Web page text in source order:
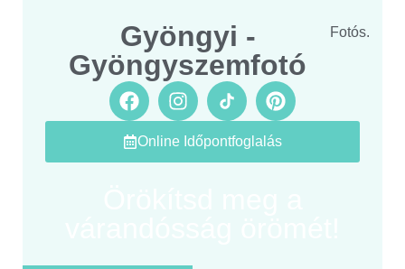
Gyöngyi -
Gyöngyszemfotó
Fotós.
Online Időpontfoglalás